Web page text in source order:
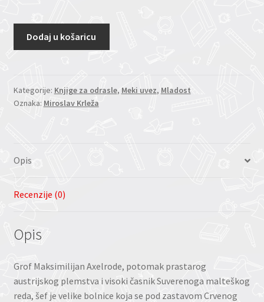
Dodaj u košaricu
Kategorije: Knjige za odrasle, Meki uvez, Mladost
Oznaka: Miroslav Krleža
Opis
Recenzije (0)
Opis
Grof Maksimilijan Axelrode, potomak prastarog
austrijskog plemstva i visoki časnik Suverenoga malteškog
reda, šef je velike bolnice koja se pod zastavom Crvenog